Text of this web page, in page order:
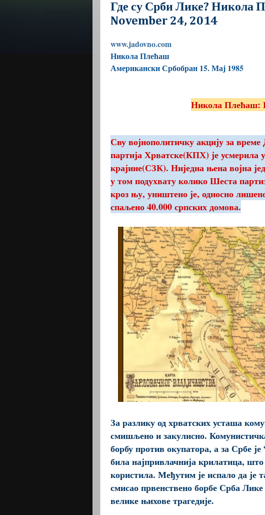
Где су Срби Лике? Никола
November 24, 2014
www.jadovno.com
НиколаПлећаш
Американски Србобран 15. Мај 1985
Никола Плећаш:
Сву војнополитичку акцију за
партија Хрватске(КПХ) је
крајине(СЗК). Ниједна њена војна
у том подухвату колико Шеста
кроз њу, уништено је, односно
спаљено 40.000 српских домова.
За разлику од хрватских усташа
смишљено и закулисно.
борбу против окупатора, а за Србе
била најпривлачнија крилатица,
користила. Међутим је испало да је
смисао првенствено борбе Срба
велике њихове трагедије.